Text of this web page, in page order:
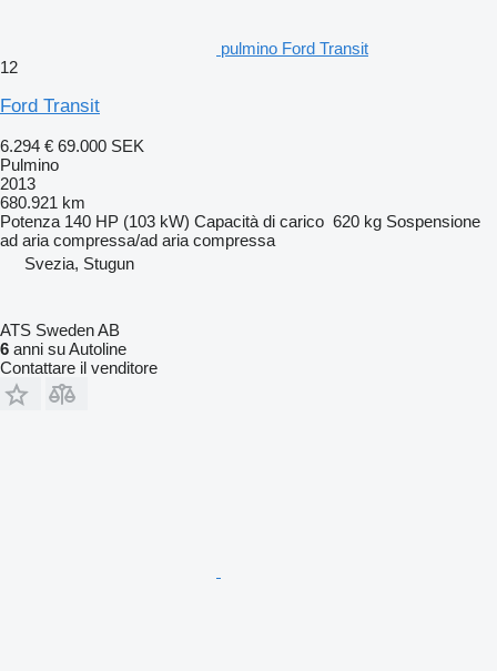
pulmino Ford Transit
12
Ford Transit
6.294 € 69.000 SEK
Pulmino
2013
680.921 km
Potenza 140 HP (103 kW) Capacità di carico 620 kg Sospensione
ad aria compressa/ad aria compressa
Svezia, Stugun
ATS Sweden AB
6 anni su Autoline
Contattare il venditore